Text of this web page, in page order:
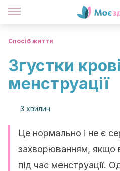
Спосіб життя
Згустки
менструації
3 хвилин
Це нормально і не є
захворюванням, якщо
під час менструації.